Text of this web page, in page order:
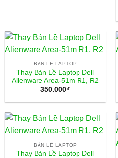
BẢN LỀ LAPTOP
Thay Bản Lề Laptop Dell
Alienware Area-51m R1, R2
350.000₫
BẢN LỀ LAPTOP
Thay Bản Lề Laptop Dell